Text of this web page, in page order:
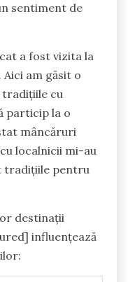
sentiment de
a fost vizita la
am găsit o
tradițiile cu
particip la o
mâncăruri
localnicii mi-au
tradițiile pentru
destinații
influențează